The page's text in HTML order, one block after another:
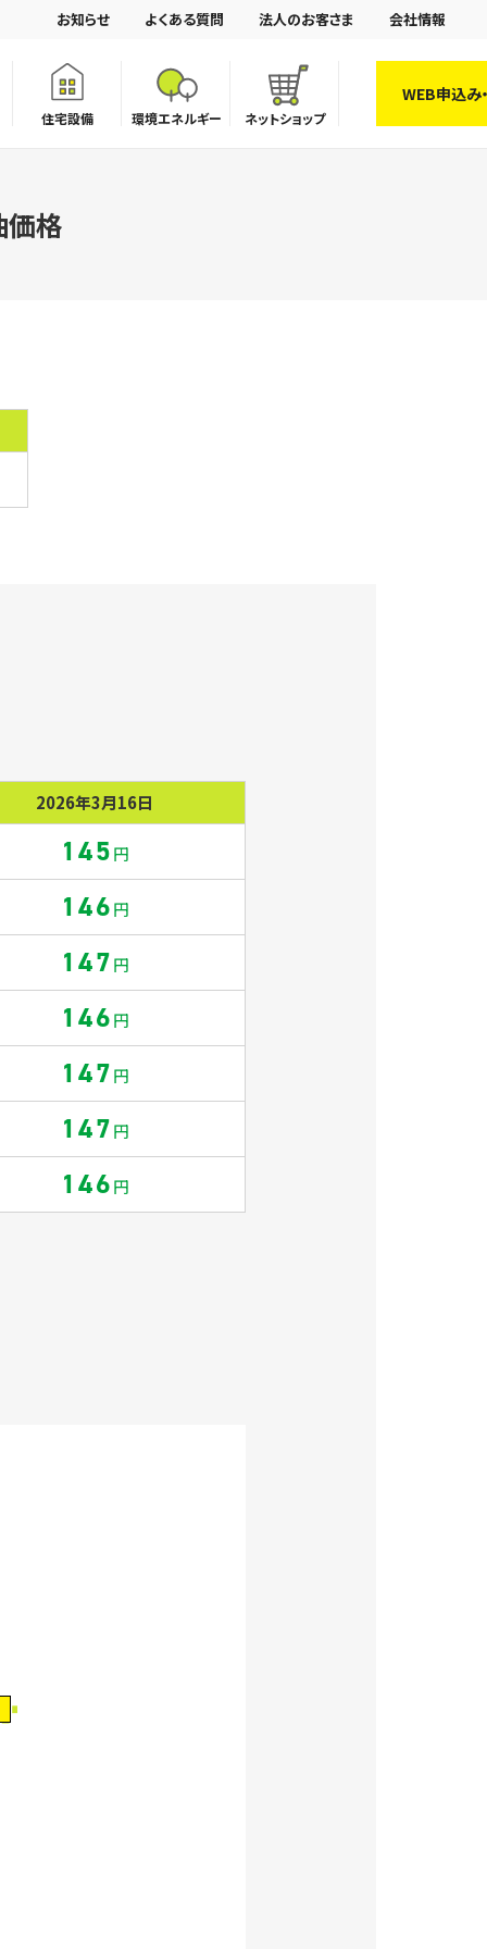
住宅設備 環境エネルギー ネットショップ
WEB申込み
お知らせ よくある質問 法人のお客さま 会社情報
価格
2026年3月16日
145円
146円
147円
146円
147円
147円
146円